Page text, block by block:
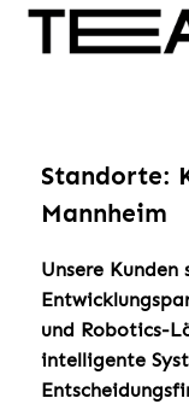
Standorte:
Mannheim
Unsere Kunden
und Robotics-
intelligente